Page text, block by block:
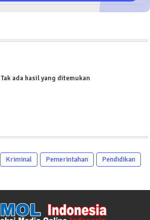
Tak ada hasil yang ditemukan
Kriminal Pemerintahan Pendidikan